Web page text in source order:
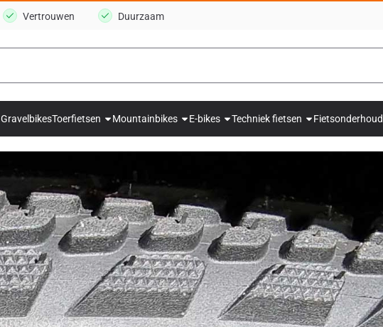
Vertrouwen Duurzaam
GravelbikesToerfietsen Mountainbikes E-bikes Techniek fietsen Fietsonderhoud